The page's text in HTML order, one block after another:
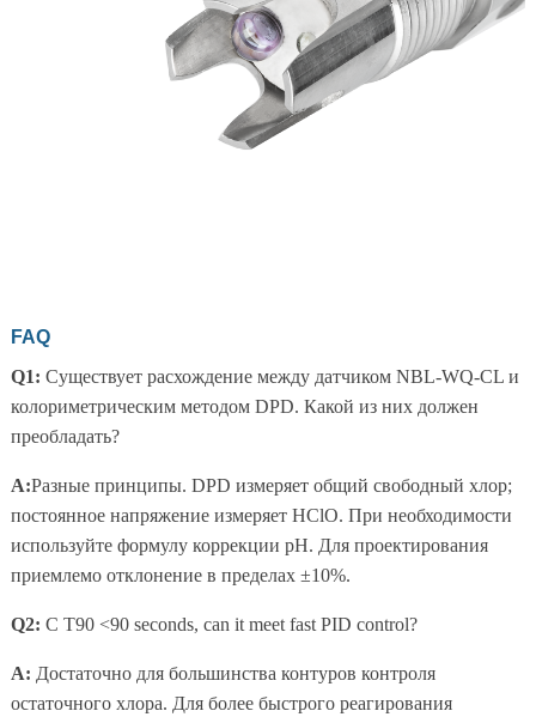
FAQ
Q1: Существует расхождение между датчиком NBL-WQ-CL и
колориметрическим методом DPD. Какой из них должен
преобладать?
A:Разные принципы. DPD измеряет общий свободный хлор;
постоянное напряжение измеряет HClO. При необходимости
используйте формулу коррекции pH. Для проектирования
приемлемо отклонение в пределах ±10%.
Q2: С T90 <90 seconds, can it meet fast PID control?
A: Достаточно для большинства контуров контроля
остаточного хлора. Для более быстрого реагирования